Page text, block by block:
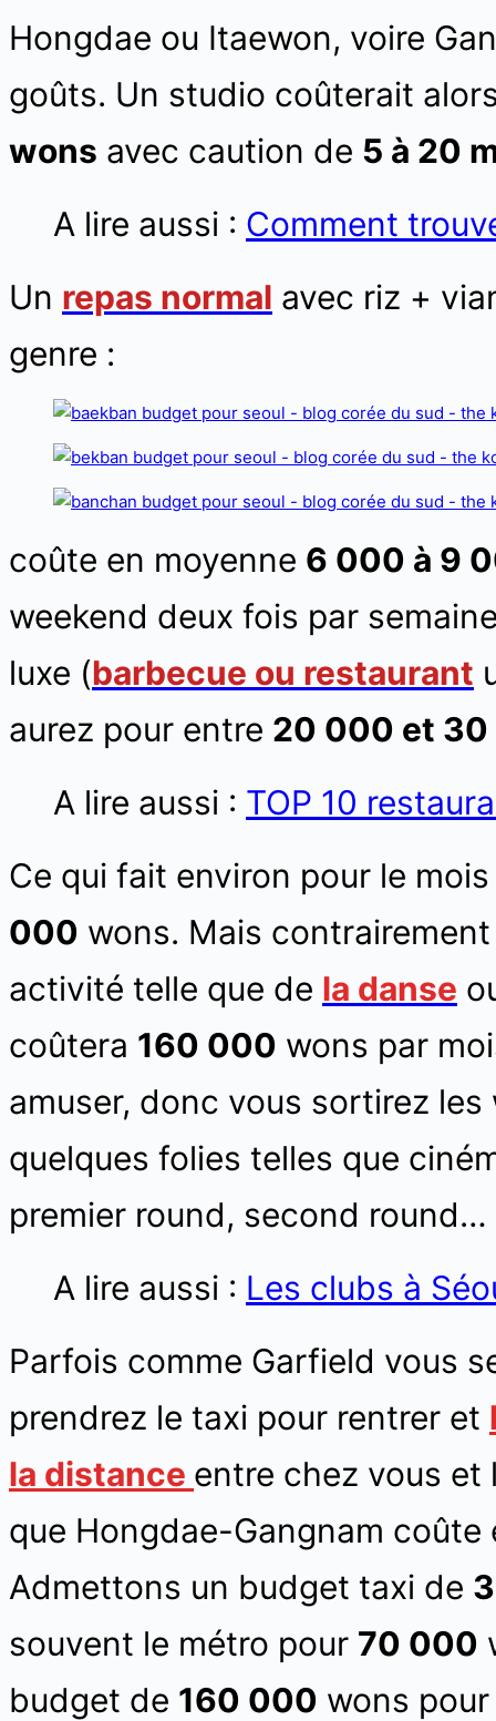
Hongdae ou Itaewon, voire
goûts. Un studio coûterait
wons avec caution de 5 à 20
A lire aussi : Comment
Un repas normal avec riz +
genre :
coûte en moyenne 6 000 à 9
weekend deux fois par
luxe (barbecue ou restaurant
aurez pour entre 20 000 et
A lire aussi : TOP 10
Ce qui fait environ pour le
000 wons. Mais
activité telle que de la danse
coûtera 160 000 wons par
amuser, donc vous sortirez
quelques folies telles que
premier round, second
A lire aussi : Les clubs à
Parfois comme Garfield vous
prendrez le taxi pour rentrer et
la distance entre chez vous et
que Hongdae-Gangnam
Admettons un budget taxi de
souvent le métro pour 70 000
budget de 160 000 wons